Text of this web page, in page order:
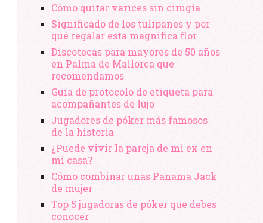
Cómo quitar varices sin cirugía
Significado de los tulipanes y por
qué regalar esta magnífica flor
Discotecas para mayores de 50 años
en Palma de Mallorca que
recomendamos
Guía de protocolo de etiqueta para
acompañantes de lujo
Jugadores de póker más famosos
de la historia
¿Puede vivir la pareja de mi ex en
mi casa?
Cómo combinar unas Panama Jack
de mujer
Top 5 jugadoras de póker que debes
conocer